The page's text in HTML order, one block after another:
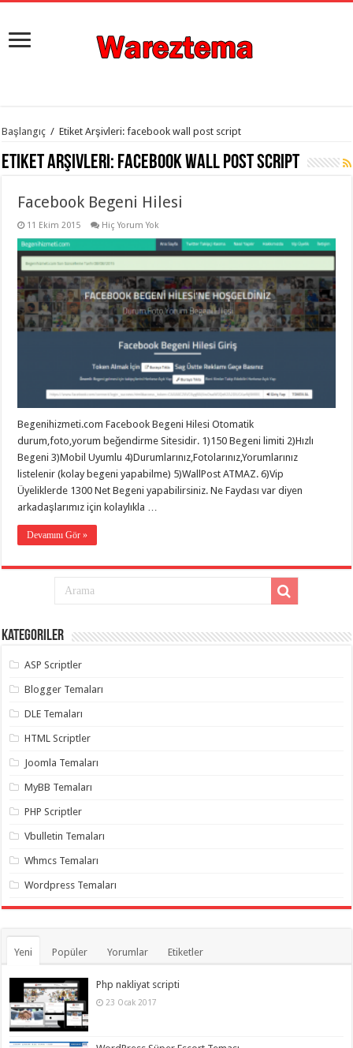
istanbul
evden
eve
organizasyon,
evden
taşımacılık,
evden
taşımacılık,
gaziantep
evden
taşımacılık,
gaziantep
evden
taşımacılık,
gaziantep
evden
taşımacılık,
gaziantep
evden
evden
taşıma,
gaziantep
eve
gaziantep
gaziantep
gaziantep
gaziantep
organizasyon
gaziantep
organizasyon,
gaziantep
organizasyon,
gaziantep
palyaço,
twitter
takipçi
twitter
hilesi,
takipçi
hilesi,
Başlangıç / Etiket Arşivleri: facebook wall post script
Etiket Arşivleri: facebook wall post script
Facebook Begeni Hilesi
11 Ekim 2015 Hiç Yorum Yok
Begenihizmeti.com Facebook Begeni Hilesi Otomatik
durum,foto,yorum beğendirme Sitesidir. 1)150 Begeni limiti 2)Hızlı
Begeni 3)Mobil Uyumlu 4)Durumlarınız,Fotolarınız,Yorumlarınız
listelenir (kolay begeni yapabilme) 5)WallPost ATMAZ. 6)Vip
Üyeliklerde 1300 Net Begeni yapabilirsiniz. Ne Faydası var diyen
arkadaşlarımız için kolaylıkla …
Devamını Gör »
Kategoriler
ASP Scriptler
Blogger Temaları
DLE Temaları
HTML Scriptler
Joomla Temaları
MyBB Temaları
PHP Scriptler
Vbulletin Temaları
Whmcs Temaları
Wordpress Temaları
Yeni Popüler Yorumlar Etiketler
Php nakliyat scripti
23 Ocak 2017